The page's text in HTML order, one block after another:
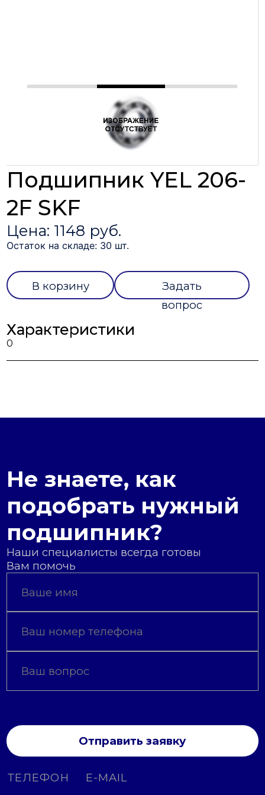
Подшипник YEL 206-
2F SKF
Цена: 1148 руб.
Остаток на складе: 30 шт.
В корзину
Задать
вопрос
Характеристики
0
Не знаете, как
подобрать нужный
подшипник?
Наши специалисты всегда готовы
Вам помочь
Отправить заявку
ТЕЛЕФОН E-MAIL